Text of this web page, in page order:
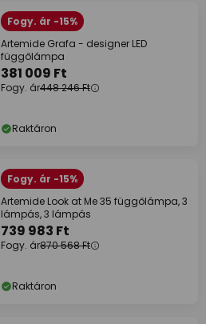
Fogy. ár -15%
Artemide Grafa - designer LED
függőlámpa
381 009 Ft
Fogy. ár448 246 Ft
Raktáron
Fogy. ár -15%
Artemide Look at Me 35 függőlámpa, 3
lámpás, 3 lámpás
739 983 Ft
Fogy. ár870 568 Ft
Raktáron